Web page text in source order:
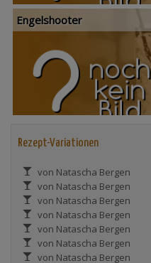
Engelshooter
Rezept-Variationen
von Natascha Bergen
von Natascha Bergen
von Natascha Bergen
von Natascha Bergen
von Natascha Bergen
von Natascha Bergen
von Natascha Bergen